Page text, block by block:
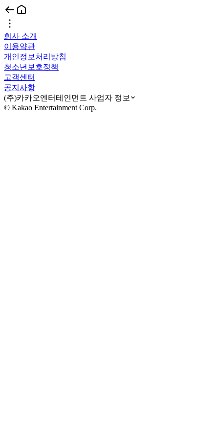
회사 소개
이용약관
개인정보처리방침
청소년보호정책
고객센터
공지사항
(주)카카오엔터테인먼트 사업자 정보
© Kakao Entertainment Corp.